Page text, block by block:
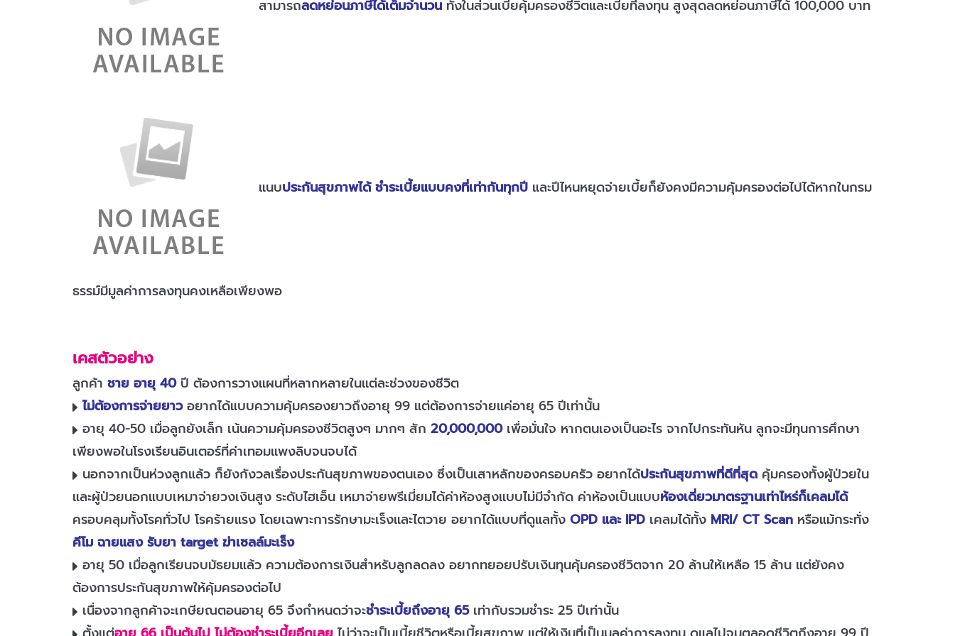
สามารถลดหย่อนภาษีได้เต็มจำนวน ทั้งในส่วนเบี้ยคุ้มครองชีวิตและเบี้ยที่ลงทุน สูงสุดลดหย่อนภาษีได้ 100,000 บาท
แนบประกันสุขภาพได้ ชำระเบี้ยแบบคงที่เท่ากันทุกปี และปีไหนหยุดจ่ายเบี้ยก็ยังคงมีความคุ้มครองต่อไปได้หากในกรม
ธรรม์มีมูลค่าการลงทุนคงเหลือเพียงพอ
เคสตัวอย่าง
ลูกค้า ชาย อายุ 40ปี ต้องการวางแผนที่หลากหลายในแต่ละช่วงของชีวิต
ไม่ต้องการจ่ายยาวอยากได้แบบความคุ้มครองยาวถึงอายุ 99 แต่ต้องการจ่ายแค่อายุ 65 ปีเท่านั้น
อายุ 40-50 เมื่อลูกยังเล็ก เน้นความคุ้มครองชีวิตสูงๆ มากๆ สัก 20,000,000 เพื่อมั่นใจ หากตนเองเป็นอะไร จากไปกระทันหัน ลูกจะมีทุนการศึกษา
เพียงพอในโรงเรียนอินเตอร์ที่ค่าเทอมแพงลิบจนจบได้
นอกจากเป็นห่วงลูกแล้ว ก็ยังกังวลเรื่องประกันสุขภาพของตนเอง ซึ่งเป็นเสาหลักของครอบครัว อยากได้ประกันสุขภาพที่ดีที่สุด คุ้มครองทั้งผู้ป่วยใน
และผู้ป่วยนอกแบบเหมาจ่ายวงเงินสูง ระดับไฮเอ็น เหมาจ่ายพรีเมี่ยมได้ค่าห้องสูงแบบไม่มีจำกัด ค่าห้องเป็นแบบห้องเดี่ยวมาตรฐานเท่าไหร่ก็เคลมได้
ครอบคลุมทั้งโรคทั่วไป โรคร้ายแรง โดยเฉพาะการรักษามะเร็งและไตวาย อยากได้แบบที่ดูแลทั้ง OPD และ IPD เคลมได้ทั้ง MRI/ CT Scan หรือแม้กระทั่ง
คีโม ฉายแสง รับยา target ฆ่าเซลล์มะเร็ง
อายุ 50 เมื่อลูกเรียนจบมัธยมแล้ว ความต้องการเงินสำหรับลูกลดลง อยากทยอยปรับเงินทุนคุ้มครองชีวิตจาก 20 ล้านให้เหลือ 15 ล้าน แต่ยังคง
ต้องการประกันสุขภาพให้คุ้มครองต่อไป
เนื่องจากลูกค้าจะเกษียณตอนอายุ 65 จึงกำหนดว่าจะชำระเบี้ยถึงอายุ 65เท่ากับรวมชำระ 25 ปีเท่านั้น